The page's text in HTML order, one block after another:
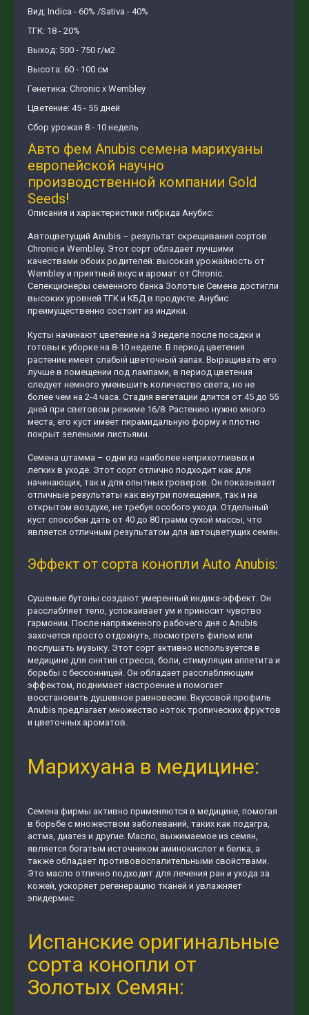
Вид: Indica - 60% /Sativa - 40%
ТГК: 18 - 20%
Выход: 500 - 750 г/м2
Высота: 60 - 100 см
Генетика: Chronic x Wembley
Цветение: 45 - 55 дней
Сбор урожая 8 - 10 недель
Авто фем Anubis семена марихуаны
европейской научно
производственной компании Gold
Seeds!
Описания и характеристики гибрида Анубис:
Автоцветущий Anubis – результат скрещивания сортов
Chronic и Wembley. Этот сорт обладает лучшими
качествами обоих родителей: высокая урожайность от
Wembley и приятный вкус и аромат от Chronic.
Селекционеры семенного банка Золотые Семена достигли
высоких уровней ТГК и КБД в продукте. Анубис
преимущественно состоит из индики.
Кусты начинают цветение на 3 неделе после посадки и
готовы к уборке на 8-10 неделе. В период цветения
растение имеет слабый цветочный запах. Выращивать его
лучше в помещении под лампами, в период цветения
следует немного уменьшить количество света, но не
более чем на 2-4 часа. Стадия вегетации длится от 45 до 55
дней при световом режиме 16/8. Растению нужно много
места, его куст имеет пирамидальную форму и плотно
покрыт зелеными листьями.
Семена штамма – одни из наиболее неприхотливых и
легких в уходе. Этот сорт отлично подходит как для
начинающих, так и для опытных гроверов. Он показывает
отличные результаты как внутри помещения, так и на
открытом воздухе, не требуя особого ухода. Отдельный
куст способен дать от 40 до 80 грамм сухой массы, что
является отличным результатом для автоцветущих семян.
Эффект от сорта конопли Auto Anubis:
Сушеные бутоны создают умеренный индика-эффект. Он
расслабляет тело, успокаивает ум и приносит чувство
гармонии. После напряженного рабочего дня с Anubis
захочется просто отдохнуть, посмотреть фильм или
послушать музыку. Этот сорт активно используется в
медицине для снятия стресса, боли, стимуляции аппетита и
борьбы с бессонницей. Он обладает расслабляющим
эффектом, поднимает настроение и помогает
восстановить душевное равновесие. Вкусовой профиль
Anubis предлагает множество ноток тропических фруктов
и цветочных ароматов.
Марихуана в медицине:
Семена фирмы активно применяются в медицине, помогая
в борьбе с множеством заболеваний, таких как подагра,
астма, диатез и другие. Масло, выжимаемое из семян,
является богатым источником аминокислот и белка, а
также обладает противовоспалительными свойствами.
Это масло отлично подходит для лечения ран и ухода за
кожей, ускоряет регенерацию тканей и увлажняет
эпидермис.
Испанские оригинальные
сорта конопли от
Золотых Семян: